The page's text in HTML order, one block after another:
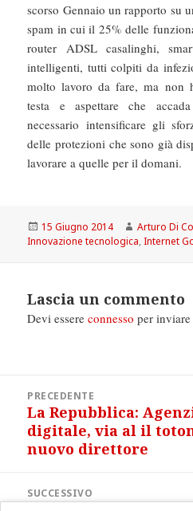
scorso Gennaio un rapporto su
spam in cui il 25% delle
router ADSL casalinghi,
intelligenti, tutti colpiti da
molto lavoro da fare, ma non
testa e aspettare che
necessario intensificare gli
delle protezioni che sono già
lavorare a quelle per il domani.
Scritto
il
15 Giugno 2014 Autore
Arturo Di
Innovazione tecnologica,Internet
Lascia un commento
Devi essereconnesso per
articoliPRECEDENTE
Articolo
precedente:
La Repubblica:
digitale, via al il
nuovo direttore
SUCCESSIVO